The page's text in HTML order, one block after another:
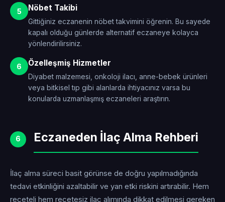
5 Nöbet Takibi
Gittiğiniz eczanenin nöbet takvimini öğrenin. Bu sayede
kapalı olduğu günlerde alternatif eczaneye kolayca
yönlendirilirsiniz.
6 Özelleşmiş Hizmetler
Diyabet malzemesi, onkoloji ilacı, anne-bebek ürünleri
veya bitkisel tıp gibi alanlarda ihtiyacınız varsa bu
konularda uzmanlaşmış eczaneleri araştırın.
6 Eczaneden İlaç Alma Rehberi
İlaç alma süreci basit görünse de doğru yapılmadığında
tedavi etkinliğini azaltabilir ve yan etki riskini artırabilir. Hem
reçeteli hem reçetesiz ilaç alımında dikkat edilmesi gereken